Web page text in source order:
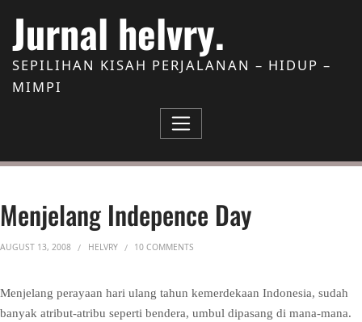
Jurnal helvry.
SEPILIHAN KISAH PERJALANAN – HIDUP –
MIMPI
Menjelang Indepence Day
AUGUST 13, 2008 HELVRY 10 COMMENTS
Menjelang perayaan hari ulang tahun kemerdekaan Indonesia, sudah
banyak atribut-atribu seperti bendera, umbul dipasang di mana-mana.